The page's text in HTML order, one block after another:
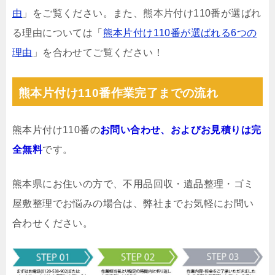
由 」をご覧ください。また、熊本片付け110番が選ばれ
る理由については「 熊本片付け110番が選ばれる6つの
理由 」を合わせてご覧ください！
熊本片付け110番作業完了までの流れ
熊本片付け110番のお問い合わせ、およびお見積りは完
全無料です。
熊本県にお住いの方で、不用品回収・遺品整理・ゴミ
屋敷整理でお悩みの場合は、弊社までお気軽にお問い
合わせください。